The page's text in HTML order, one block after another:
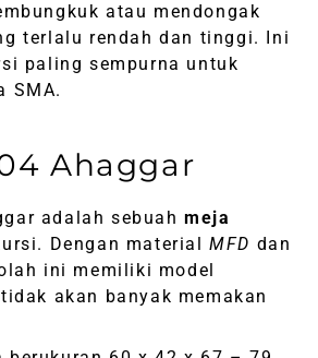
atau mendongak
terlalu rendah dan tinggi. Ini
paling sempurna untuk
SMA.
Ahaggar
adalah sebuahmeja
Dengan materialMFD dan
ini memiliki model
akan banyak memakan